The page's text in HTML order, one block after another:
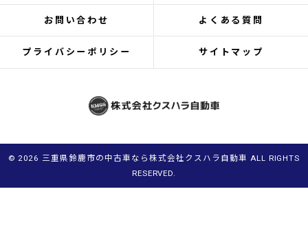
お問い合わせ よくある質問
プライバシーポリシー サイトマップ
© 2026 三重県鈴鹿市の中古車なら株式会社クスハラ自動車 ALL RIGHTS
RESERVED.